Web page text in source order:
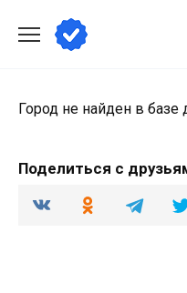
содержанию
Город не найден в базе
Поделиться с